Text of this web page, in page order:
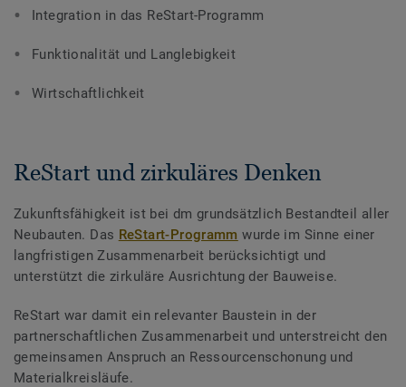
Integration in das ReStart-Programm
Funktionalität und Langlebigkeit
Wirtschaftlichkeit
ReStart und zirkuläres Denken
Zukunftsfähigkeit ist bei dm grundsätzlich Bestandteil aller
Neubauten. Das ReStart-Programm wurde im Sinne einer
langfristigen Zusammenarbeit berücksichtigt und
unterstützt die zirkuläre Ausrichtung der Bauweise.
ReStart war damit ein relevanter Baustein in der
partnerschaftlichen Zusammenarbeit und unterstreicht den
gemeinsamen Anspruch an Ressourcenschonung und
Materialkreisläufe.